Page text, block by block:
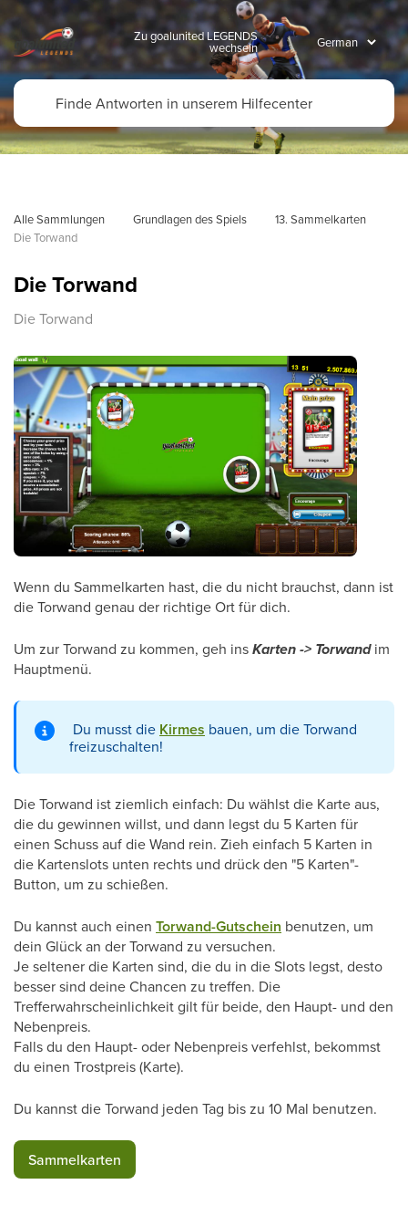
Zu goalunited LEGENDS
wechseln
Alle Sammlungen Grundlagen des Spiels
13. Sammelkarten
Die Torwand
Die Torwand
Die Torwand
Wenn du Sammelkarten hast, die du nicht brauchst, dann ist
die Torwand genau der richtige Ort für dich.
Um zur Torwand zu kommen, geh insKarten -> Torwandim
Hauptmenü.
Du musst die Kirmes bauen, um die Torwand
freizuschalten!
Die Torwand ist ziemlich einfach: Du wählst die Karte aus,
die du gewinnen willst, und dann legst du 5 Karten für
einen Schuss auf die Wand rein. Zieh einfach 5 Karten in
die Kartenslots unten rechts und drück den "5 Karten"-
Button, um zu schießen.
Du kannst auch einen Torwand-Gutschein benutzen, um
dein Glück an der Torwand zu versuchen.
Je seltener die Karten sind, die du in die Slots legst, desto
besser sind deine Chancen zu treffen. Die
Trefferwahrscheinlichkeit gilt für beide, den Haupt- und den
Nebenpreis.
Falls du den Haupt- oder Nebenpreis verfehlst, bekommst
du einen Trostpreis (Karte).
Du kannst die Torwand jeden Tag bis zu 10 Mal benutzen.
Sammelkarten